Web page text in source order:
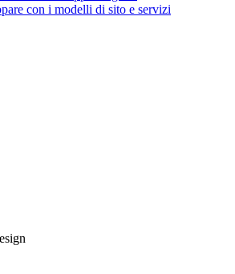
con i modelli di sito e servizi